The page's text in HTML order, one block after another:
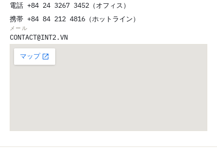
電話 +84 24 3267 3452（オフィス）
携帯 +84 84 212 4816（ホットライン）
メール
CONTACT@INT2.VN